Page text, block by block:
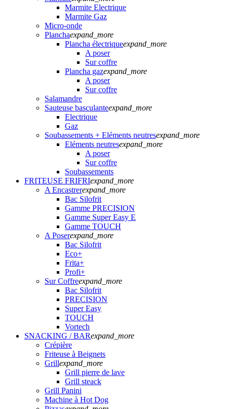
Marmite Electrique
Marmite Gaz
Micro-onde
Planchaexpand_more
Plancha électriqueexpand_more
A poser
Sur coffre
Plancha gazexpand_more
A poser
Sur coffre
Salamandre
Sauteuse basculanteexpand_more
Electrique
Gaz
Soubassements + Eléments neutresexpand_more
Eléments neutresexpand_more
A poser
Sur coffre
Soubassements
FRITEUSE FRIFRIexpand_more
A Encastrerexpand_more
Bac Silofrit
Gamme PRECISION
Gamme Super Easy E
Gamme TOUCH
A Poserexpand_more
Bac Silofrit
Eco+
Frita+
Profi+
Sur Coffreexpand_more
Bac Silofrit
PRECISION
Super Easy
TOUCH
Vortech
SNACKING / BARexpand_more
Crépière
Friteuse à Beignets
Grillexpand_more
Grill pierre de lave
Grill steack
Grill Panini
Machine à Hot Dog